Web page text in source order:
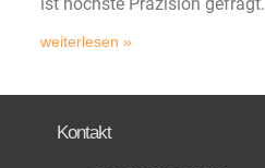
weiterlesen »
Kontakt